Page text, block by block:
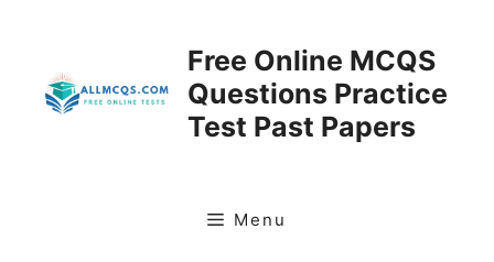
Free Online MCQS
Questions Practice
Test Past Papers
Menu